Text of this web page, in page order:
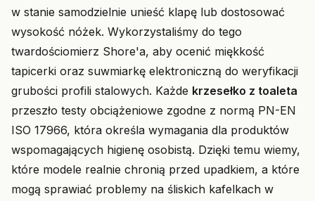
w stanie samodzielnie unieść klapę lub dostosować
wysokość nóżek. Wykorzystaliśmy do tego
twardościomierz Shore'a, aby ocenić miękkość
tapicerki oraz suwmiarkę elektroniczną do weryfikacji
grubości profili stalowych. Każde krzesełko z toaleta
przeszło testy obciążeniowe zgodne z normą PN-EN
ISO 17966, która określa wymagania dla produktów
wspomagających higienę osobistą. Dzięki temu wiemy,
które modele realnie chronią przed upadkiem, a które
mogą sprawiać problemy na śliskich kafelkach w